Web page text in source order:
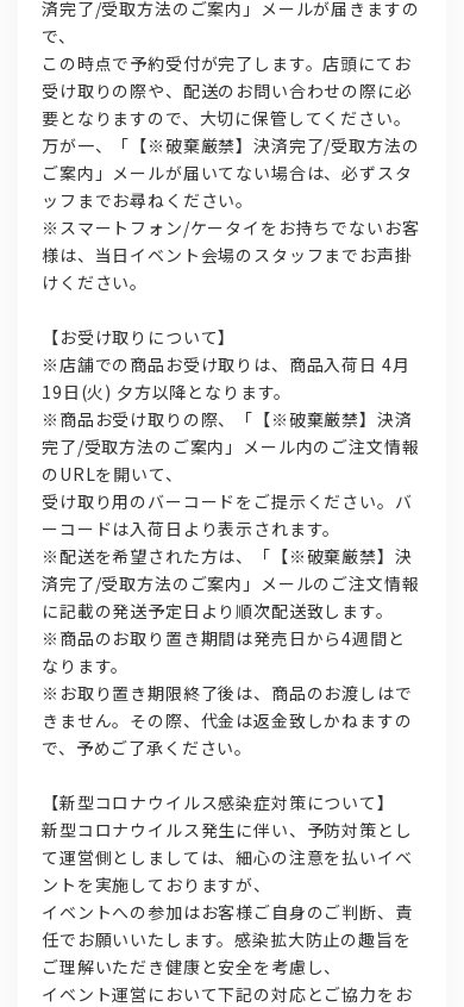
済完了/受取方法のご案内」メールが届きますの
で、
この時点で予約受付が完了します。店頭にてお
受け取りの際や、配送のお問い合わせの際に必
要となりますので、大切に保管してください。
万が一、「【※破棄厳禁】決済完了/受取方法の
ご案内」メールが届いてない場合は、必ずスタ
ッフまでお尋ねください。
※スマートフォン/ケータイをお持ちでないお客
様は、当日イベント会場のスタッフまでお声掛
けください。
【お受け取りについて】
※店舗での商品お受け取りは、商品入荷日 4月
19日(火) 夕方以降となります。
※商品お受け取りの際、「【※破棄厳禁】決済
完了/受取方法のご案内」メール内のご注文情報
のURLを開いて、
受け取り用のバーコードをご提示ください。バ
ーコードは入荷日より表示されます。
※配送を希望された方は、「【※破棄厳禁】決
済完了/受取方法のご案内」メールのご注文情報
に記載の発送予定日より順次配送致します。
※商品のお取り置き期間は発売日から4週間と
なります。
※お取り置き期限終了後は、商品のお渡しはで
きません。その際、代金は返金致しかねますの
で、予めご了承ください。
【新型コロナウイルス感染症対策について】
新型コロナウイルス発生に伴い、予防対策とし
て運営側としましては、細心の注意を払いイベ
ントを実施しておりますが、
イベントへの参加はお客様ご自身のご判断、責
任でお願いいたします。感染拡大防止の趣旨を
ご理解いただき健康と安全を考慮し、
イベント運営において下記の対応とご協力をお